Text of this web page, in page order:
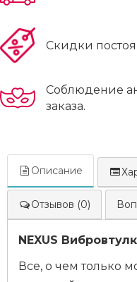
Скидки
Соблюдение
заказа.
Описание
Отзывов (0)
NEXUS
Все, о чем только